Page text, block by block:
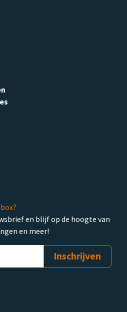
en blijf op de hoogte van
en meer!
Inschrijven